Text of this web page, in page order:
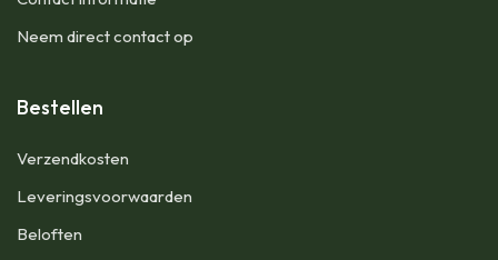
Neem direct contact op
Bestellen
Verzendkosten
Leveringsvoorwaarden
Beloften